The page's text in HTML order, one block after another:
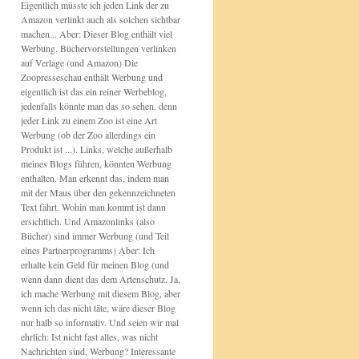
Eigentlich müsste ich jeden Link der zu
Amazon verlinkt auch als solchen sichtbar
machen... Aber: Dieser Blog enthält viel
Werbung. Büchervorstellungen verlinken
auf Verlage (und Amazon) Die
Zoopresseschau enthält Werbung und
eigentlich ist das ein reiner Werbeblog,
jedenfalls könnte man das so sehen, denn
jeder Link zu einem Zoo ist eine Art
Werbung (ob der Zoo allerdings ein
Produkt ist ...). Links, welche außerhalb
meines Blogs führen, könnten Werbung
enthalten. Man erkennt das, indem man
mit der Maus über den gekennzeichneten
Text fährt. Wohin man kommt ist dann
ersichtlich. Und Amazonlinks (also
Bücher) sind immer Werbung (und Teil
eines Partnerprogramms) Aber: Ich
erhalte kein Geld für meinen Blog (und
wenn dann dient das dem Artenschutz. Ja,
ich mache Werbung mit diesem Blog, aber
wenn ich das nicht täte, wäre dieser Blog
nur halb so informativ. Und seien wir mal
ehrlich: Ist nicht fast alles, was nicht
Nachrichten sind, Werbung? Interessante